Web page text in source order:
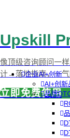
企业AI+创新
AI+创新
品牌
Upskill
像顶级咨询顾问一
计→落地指南，一气
立即免费使用